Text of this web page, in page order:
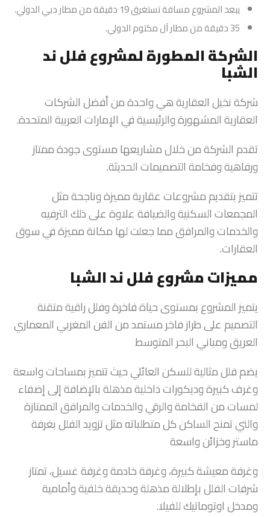
يبعد المشروع مسافة تستغرق 19 دقيقة من مطار دبي الدولي.
35 دقيقة من مطار آل مكتوم الدولي.
الشركة المطورة لمشروع فلل ند
الشبا
شركة نخيل العقارية هي واحدة من أفضل الشركات
العقارية المشهورة والرئيسية في الإمارات العربية المتحدة.
تقدم الشركة من خلال مشاريعها مستوى جودة ممتاز
ورفاهية وفخامة التصميمات الحديثة.
تتميز بتقديم مشروعات عقارية مميزة وناجحة مثل
المجمعات السكنية والضيافة علاوة على ذلك الترفيه
والخدمات والمرافق مما جعلت لها مكانة مميزة في سوق
العقارات.
مميزات مشروع فلل ند الشبا
يتميز المشروع بمستوى حياة فاخرة وفلل راقية متقنة
التصميم على طراز فاخر مستمد من الفن المغربي المعماري
العريق ومباني البحر المتوسط
يضم فلل مثالية للسكن العائلي حيث تتميز بمساحات واسعة
وغرف كبيرة وديكورات داخلية مذهلة بالإضافة إلى إضفاء
لمسات من الفخامة والرقي والخدمات والمرافق الممتازة
والتي تمنح الساكن كل متطلباته مثل تزويد الفلل بغرفة
ماستر وخزائن واسعة
وغرفة معيشة كبيرة، وغرفة خادمة وغرفة غسيل، تمتاز
شرفات الفلل بإطلالة مذهلة وحديقة خلفية وأمامية
ومدخل اوتوماتيك للفيلا.